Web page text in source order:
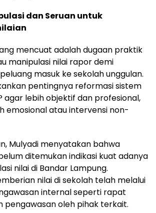
dan Seruan untuk
mencuat adalah dugaan praktik
manipulasi nilai rapor demi
masuk ke sekolah unggulan.
pentingnya reformasi sistem
agar lebih objektif dan profesional,
emosional atau intervensi non-
Mulyadi menyatakan bahwa
ditemukan indikasi kuat adanya
nilai di Bandar Lampung.
nilai di sekolah telah melalui
internal seperti rapat
pengawasan oleh pihak terkait.